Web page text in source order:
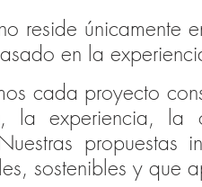
reside únicamente
en la
cada proyecto
la experiencia, la
propuestas
sostenibles y que